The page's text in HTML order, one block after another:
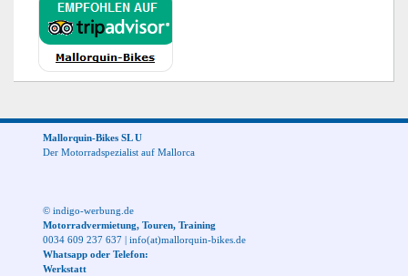
Mallorquin-Bikes SL U
Der Motorradspezialist auf Mallorca
© indigo-werbung.de
Motorradvermietung, Touren, Training
0034 609 237 637
info(at)mallorquin-bikes.de
Whatsapp oder Telefon:
Werkstatt